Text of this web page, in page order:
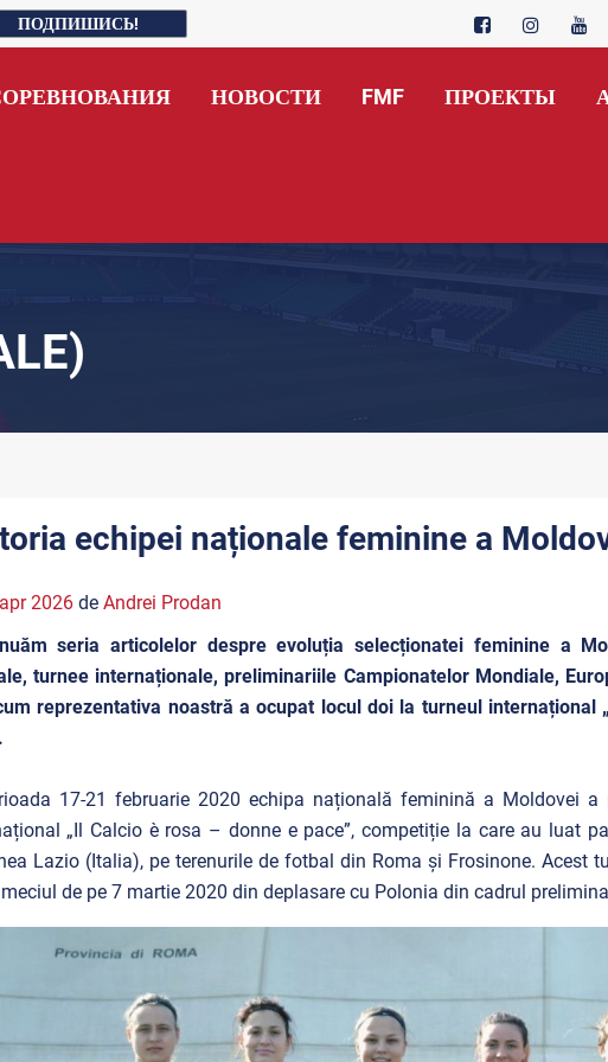
ПОДПИШИСЬ!
НОВОСТИ FMF ПРОЕКТЫ
echipei naționale feminine a
2026de Andrei Prodan
seria articolelor despre evoluția selecționatei feminine a
turnee internaționale, preliminariile Campionatelor Mondiale,
reprezentativa noastră a ocupat locul doi la turneul internațional
17-21 februarie 2020 echipa națională feminină a Moldovei
„Il Calcio è rosa – donne e pace”, competiție la care au luat
Lazio (Italia), pe terenurile de fotbal din Roma și Frosinone. Acest
de pe 7 martie 2020 din deplasare cu Polonia din cadrul